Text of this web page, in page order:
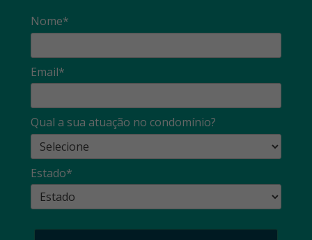
Nome*
Email*
Qual a sua atuação no condomínio?
Estado*